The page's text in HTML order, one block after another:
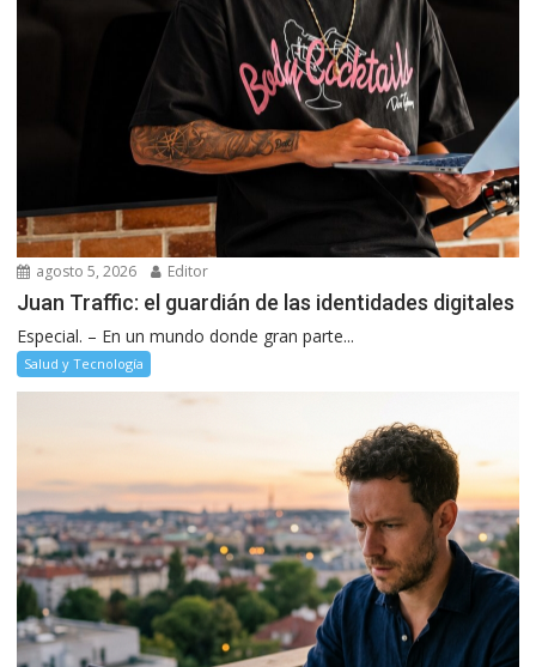
agosto 5, 2026 Editor
Juan Traffic: el guardián de las identidades digitales
Especial. – En un mundo donde gran parte...
Salud y Tecnología